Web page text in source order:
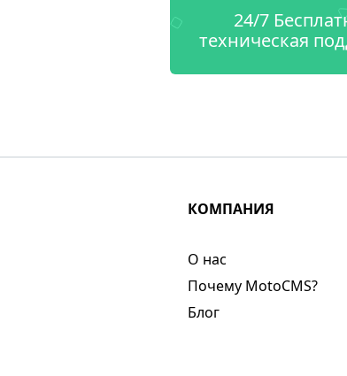
24/7
техническая
КОМПАНИЯ
О нас​
Почему MotoCMS?
Блог